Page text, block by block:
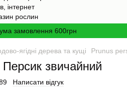
замовлення 600грн
ягідні дерева та кущі Prunus
звичайний
Написати відгук